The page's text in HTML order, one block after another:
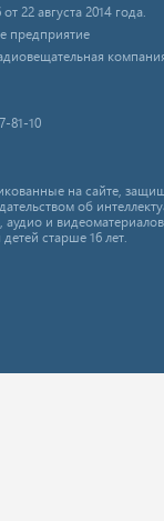
22 августа 2014 года.
предприятие
81-10
на сайте,
об
и
старше 16 лет.